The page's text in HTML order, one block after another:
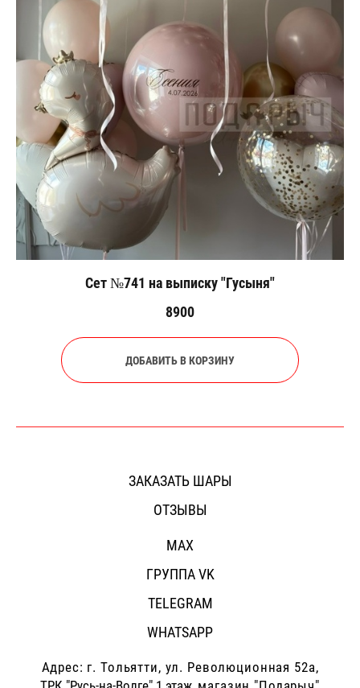
Сет №741 на выписку "Гусыня"
8900
ДОБАВИТЬ В КОРЗИНУ
ЗАКАЗАТЬ ШАРЫ
ОТЗЫВЫ
MAX
ГРУППА VK
TELEGRAM
WHATSAPP
Адрес: г. Тольятти, ул. Революционная 52а,